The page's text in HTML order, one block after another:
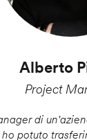
Alberto
Project
di
potuto